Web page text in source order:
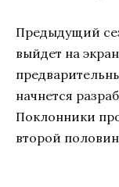
Предыдущий
выйдет на
начнется
Поклонники
второй